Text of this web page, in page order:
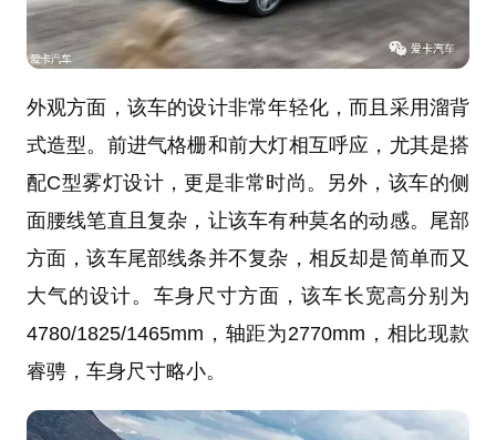
外观方面，该车的设计非常年轻化，而且采用溜背
式造型。前进气格栅和前大灯相互呼应，尤其是搭
配C型雾灯设计，更是非常时尚。另外，该车的侧
面腰线笔直且复杂，让该车有种莫名的动感。尾部
方面，该车尾部线条并不复杂，相反却是简单而又
大气的设计。车身尺寸方面，该车长宽高分别为
4780/1825/1465mm，轴距为2770mm，相比现款
睿骋，车身尺寸略小。